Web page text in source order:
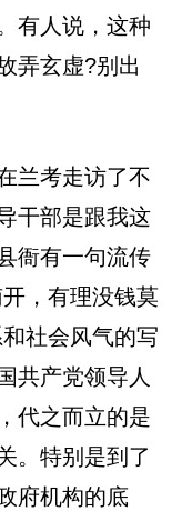
有人说，这种
弄玄虚?别出
兰考走访了不
干部是跟我这
衙有一句流传
，有理没钱莫
社会风气的写
共产党领导人
代之而立的是
。特别是到了
府机构的底